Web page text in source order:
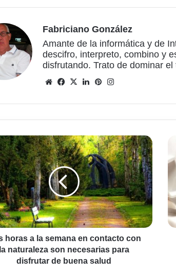
Fabriciano González
Amante de la informática y de
descifro, interpreto, combino y
disfrutando. Trato de dominar
Sitio
Facebook
X LinkedInPinterest
horas a la semana en contacto con
la naturaleza son necesarias para
disfrutar de buena salud
y
un